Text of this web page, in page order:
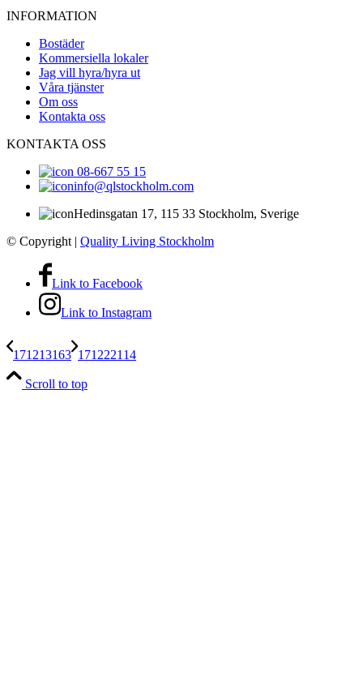
INFORMATION
Bostäder
Kommersiella lokaler
Jag vill hyra/hyra ut
Våra tjänster
Om oss
Kontakta oss
KONTAKTA OSS
08-667 55 15
info@qlstockholm.com
Hedinsgatan 17, 115 33 Stockholm, Sverige
© Copyright | Quality Living Stockholm
Link to Facebook
Link to Instagram
171213163 171222114
Scroll to top